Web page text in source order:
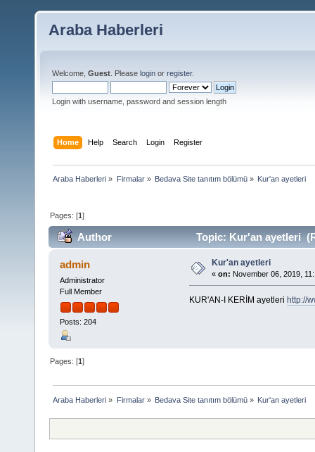
Araba Haberleri
Welcome, Guest . Please login or register.
Login with username, password and session length
Home Help Search Login Register
Araba Haberleri » Firmalar» Bedava Site tanıtım bölümü» Kur'an ayetleri
Pages: [1]
Author Topic: Kur'an ayetleri
admin
Administrator
Full Member
Posts: 204
Kur'an ayetleri
« on: November 06, 2019,
KUR'AN-I KERİM ayetleri http://
Pages: [1]
Araba Haberleri » Firmalar» Bedava Site tanıtım bölümü» Kur'an ayetleri